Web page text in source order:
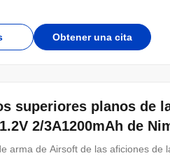
Obtener una cita
superiores planos de
2/3A1200mAh de
arma de Airsoft de las aficiones de